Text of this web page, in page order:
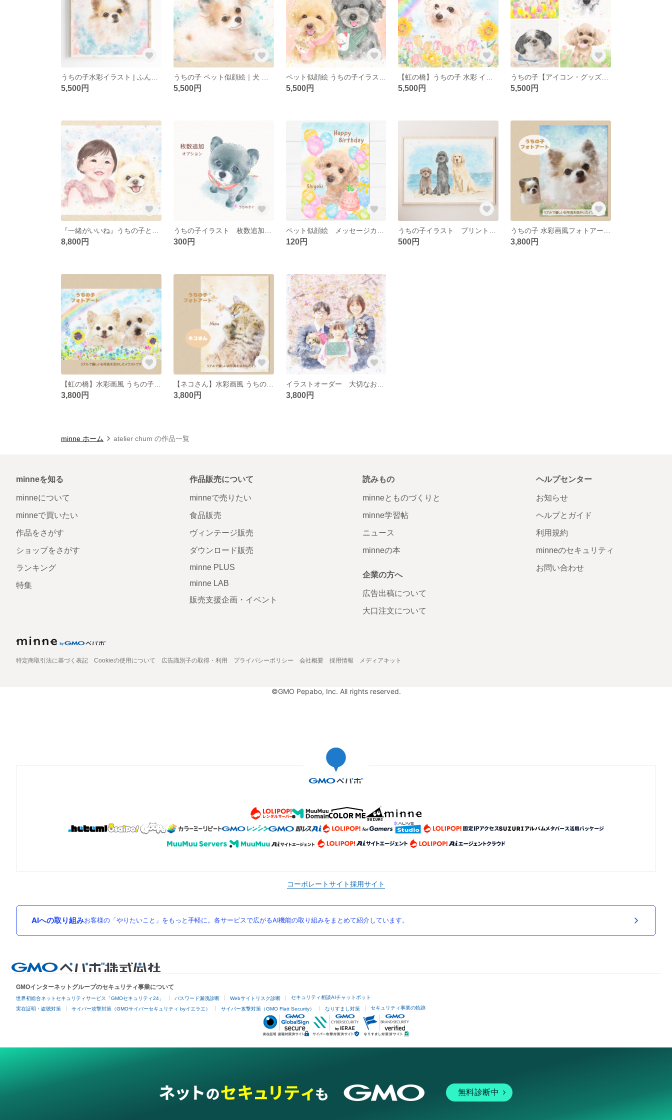
5,500円 5,500円 5,500円 5,500円 5,500円
8,800円 300円 120円 500円 3,800円
3,800円
【ネコさん】水彩画風 うちの子フォトアート | 誕生日 | 記念日 | プレゼント | メモリアル
3,800円 3,800円
minne ホーム atelier chum の作品一覧
minneを知る
minneについて
minneで買いたい
作品をさがす
ショップをさがす
ランキング
特集
作品販売について
minneで売りたい
食品販売
ヴィンテージ販売
ダウンロード販売
minne PLUS
minne LAB
販売支援企画・イベント
読みもの
minneとものづくりと
minne学習帖
ニュース
minneの本
企業の方へ
広告出稿について
大口注文について
ヘルプセンター
お知らせ
ヘルプとガイド
利用規約
minneのセキュリティ
お問い合わせ
特定商取引法に基づく表記 Cookieの使用について 広告識別子の取得・利用 プライバシーポリシー 会社概要 採用情報 メディアキット
©GMO Pepabo, Inc. All rights reserved.
コーポレートサイト採用サイト
AIへの取り組みお客様の「やりたいこと」をもっと手軽に。各サービスで広がるAI機能の取り組みをまとめて紹介しています。
GMOインターネットグループのセキュリティ事業について
世界初総合ネットセキュリティサービス「GMOセキュリティ24」 パスワード漏洩診断 Webサイトリスク診断 セキュリティ相談AIチャットボット
実在証明・盗聴対策 サイバー攻撃対策（GMOサイバーセキュリティ byイエラエ） サイバー攻撃対策（GMO Flatt Security） なりすまし対策 セキュリティ事業の軌跡
無料診断中